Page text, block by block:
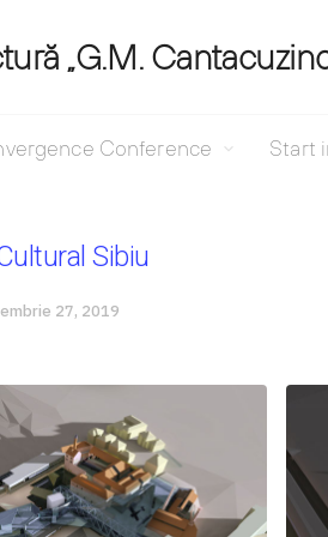
„G.M.
Conference Start
Sibiu
27, 2019